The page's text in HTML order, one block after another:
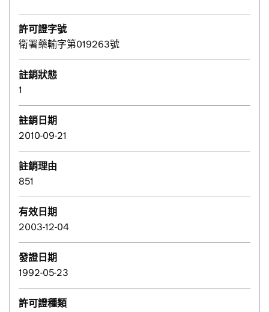
許可證字號
衛署藥輸字第019263號
註銷狀態
1
註銷日期
2010-09-21
註銷理由
851
有效日期
2003-12-04
發證日期
1992-05-23
許可證種類